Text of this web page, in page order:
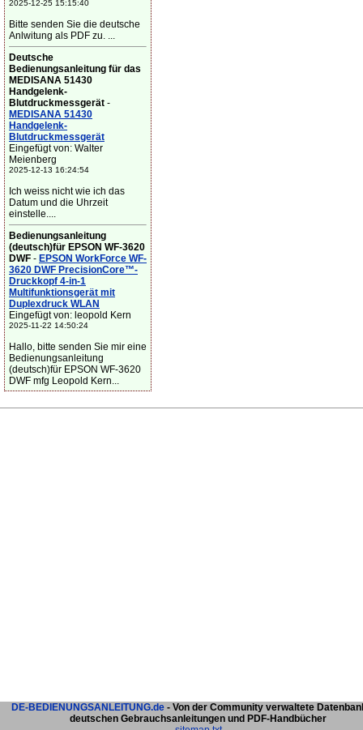
2025-12-25 15:15:40
Bitte senden Sie die deutsche
Anlwitung als PDF zu. ...
Deutsche
Bedienungsanleitung für das
MEDISANA 51430
Handgelenk-
Blutdruckmessgerät -
MEDISANA 51430
Handgelenk-
Blutdruckmessgerät
Eingefügt von: Walter
Meienberg
2025-12-13 16:24:54
Ich weiss nicht wie ich das
Datum und die Uhrzeit
einstelle....
Bedienungsanleitung
(deutsch)für EPSON WF-3620
DWF - EPSON WorkForce WF-
3620 DWF PrecisionCore™-
Druckkopf 4-in-1
Multifunktionsgerät mit
Duplexdruck WLAN
Eingefügt von: leopold Kern
2025-11-22 14:50:24
Hallo, bitte senden Sie mir eine
Bedienungsanleitung
(deutsch)für EPSON WF-3620
DWF mfg Leopold Kern...
DE-BEDIENUNGSANLEITUNG.de - Von der Community verwaltete
deutschen Gebrauchsanleitungen und PDF-Handbücher